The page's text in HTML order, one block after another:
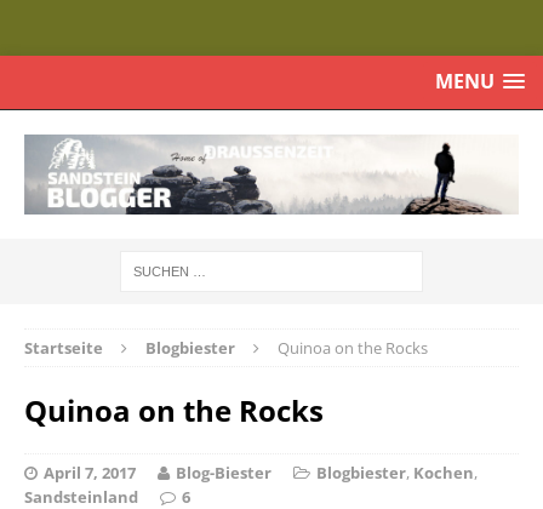
MENU
Startseite Blogbiester Quinoa on the Rocks
Quinoa on the Rocks
April 7, 2017 Blog-Biester Blogbiester, Kochen,
Sandsteinland
6